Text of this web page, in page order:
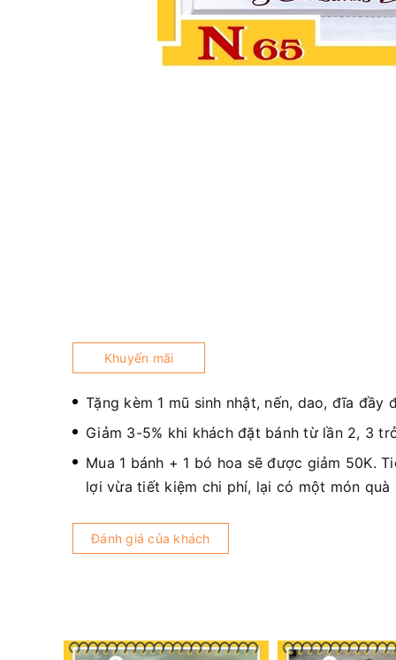
Khuyến mãi
Tặng kèm 1 mũ sinh nhật, nến, dao, đĩa đầy
Giảm 3-5% khi khách đặt bánh từ lần 2, 3
Mua 1 bánh + 1 bó hoa sẽ được giảm 50K.
lợi vừa tiết kiệm chi phí, lại có một món quà
Đánh giá của khách